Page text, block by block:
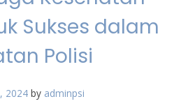
Sukses dalam
Polisi
2024 by adminpsi